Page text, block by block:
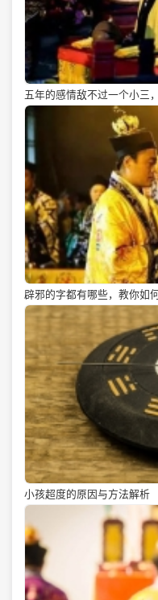
五年的感情敌不过一个小三
辟邪的字都有哪些，教你如
小孩超度的原因与方法解析